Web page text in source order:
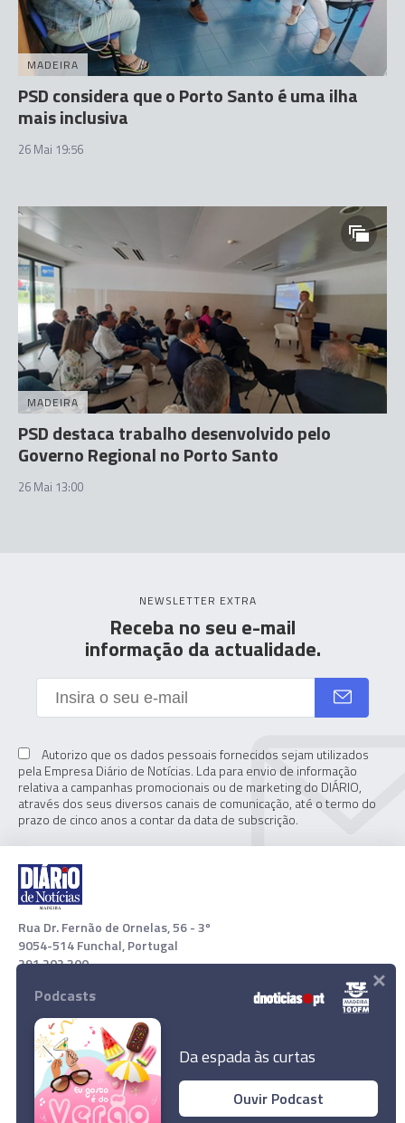
MADEIRA
PSD considera que o Porto Santo é uma ilha
mais inclusiva
26 Mai 19:56
MADEIRA
PSD destaca trabalho desenvolvido pelo
Governo Regional no Porto Santo
26 Mai 13:00
NEWSLETTER EXTRA
Receba no seu e-mail
informação da actualidade.
Autorizo que os dados pessoais fornecidos sejam utilizados
pela Empresa Diário de Notícias. Lda para envio de informação
relativa a campanhas promocionais ou de marketing do DIÁRIO,
através dos seus diversos canais de comunicação, até o termo do
prazo de cinco anos a contar da data de subscrição.
Rua Dr. Fernão de Ornelas, 56 - 3º
9054-514 Funchal, Portugal
291 202 300
Download App
Podcasts
Da espada às curtas
Ouvir Podcast
×